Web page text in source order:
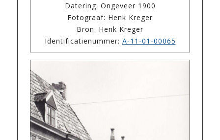
Datering: Ongeveer 1900
Fotograaf: Henk Kreger
Bron: Henk Kreger
Identificatienummer: A-11-01-00065